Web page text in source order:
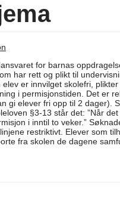
for barnas
har rett og plikt til
er innvilget skolefri,
i permisjonstiden. Det er
gi elever fri opp til 2 dager).
§3-13 står det: ”Når
i inntil to veker.”
restriktivt. Elever som
fra skolen de dagene